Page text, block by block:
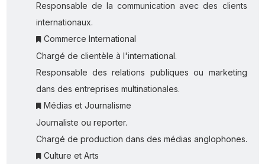
Responsable de la communication avec des clients
internationaux.
Commerce International
Chargé de clientèle à l'international.
Responsable des relations publiques ou marketing
dans des entreprises multinationales.
Médias et Journalisme
Journaliste ou reporter.
Chargé de production dans des médias anglophones.
Culture et Arts